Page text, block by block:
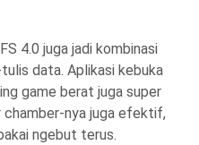
4.0 juga jadi kombinasi
data. Aplikasi kebuka
game berat juga super
nya juga efektif,
ngebut terus.